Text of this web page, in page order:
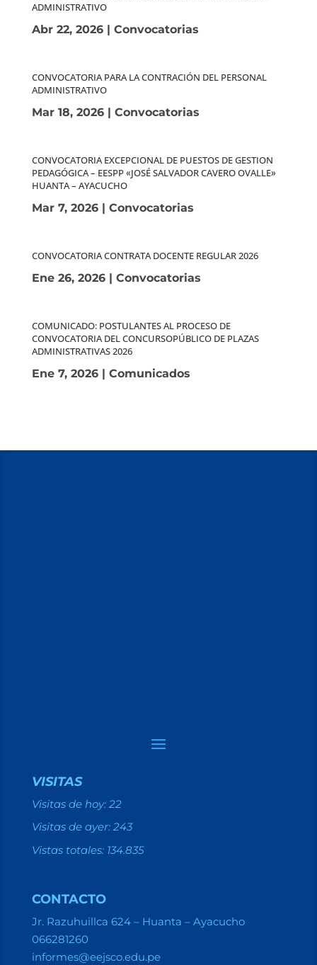
ADMINISTRATIVO
Abr 22, 2026| Convocatorias
CONVOCATORIA PARA LA CONTRACIÓN DEL PERSONAL
ADMINISTRATIVO
Mar 18, 2026| Convocatorias
CONVOCATORIA EXCEPCIONAL DE PUESTOS DE GESTION
PEDAGÓGICA – EESPP «JOSÉ SALVADOR CAVERO OVALLE»
HUANTA – AYACUCHO
Mar 7, 2026| Convocatorias
CONVOCATORIA CONTRATA DOCENTE REGULAR 2026
Ene 26, 2026| Convocatorias
COMUNICADO: POSTULANTES AL PROCESO DE
CONVOCATORIA DEL CONCURSOPÚBLICO DE PLAZAS
ADMINISTRATIVAS 2026
Ene 7, 2026| Comunicados
VISITAS
Visitas de hoy: 22
Visitas de ayer: 243
Vistas totales: 134.835
CONTACTO
Jr. Razuhuillca 624 – Huanta – Ayacucho
066281260
informes@eejsco.edu.pe